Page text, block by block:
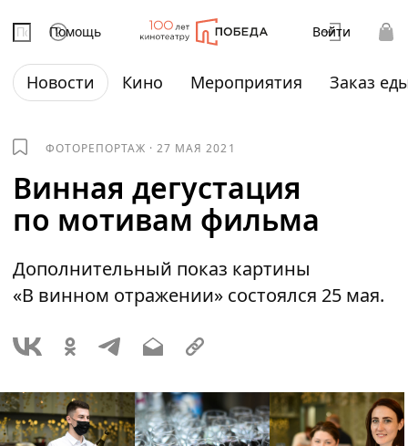
Помощь Войти
Новости Кино Мероприятия Заказ
ФОТОРЕПОРТАЖ ·27 МАЯ 2021
Винная дегустация
по мотивам фильма
Дополнительный показ картины
«В винном отражении» состоялся 25 мая.